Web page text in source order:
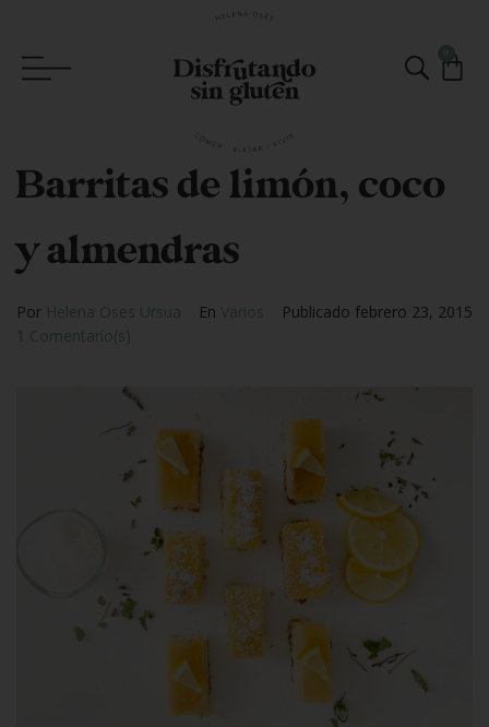
Barritas de limón, coco
y almendras
Por Helena Oses Ursua En Varios Publicado febrero 23, 2015
1 Comentario(s)